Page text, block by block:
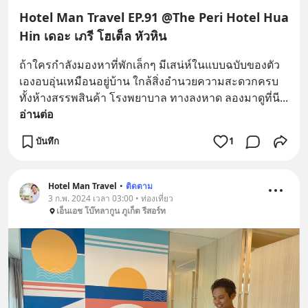
Hotel Man Travel EP.91 @The Peri Hotel Hua
Hin เดอะ เภรี โฮเต็ล หัวหิน
ถ้าใครกำลังมองหาที่พักเล็กๆ มีเสน่ห์ในแบบฉบับของตัว
เองอบอุ่นเหมือนอยู่บ้าน ใกล้สิ่งอำนวยความสะดวกครบ
ทั้งห้างสรรพสินค้า โรงพยาบาล ทางลงหาด ลองมาดูที่นี
อ่านต่อ
บันทึก 1
Hotel Man Travel • ติดตาม
3 ก.พ. 2024 เวลา 03:00 • ท่องเที่ยว
เอ็นเอช โบ๊ทลากูน ภูเก็ต รีสอร์ท